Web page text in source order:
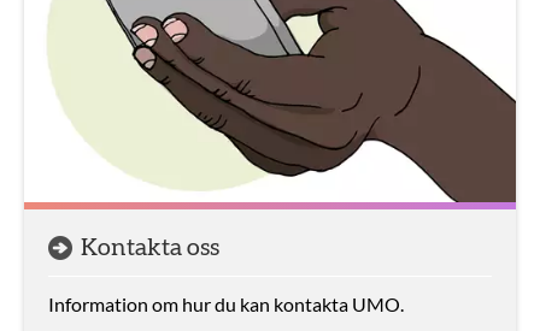
Kontakta oss
Information om hur du kan kontakta UMO.